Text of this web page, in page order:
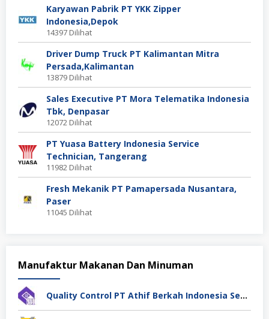
Karyawan Pabrik PT YKK Zipper
Indonesia,Depok
14397 Dilihat
Driver Dump Truck PT Kalimantan Mitra
Persada,Kalimantan
13879 Dilihat
Sales Executive PT Mora Telematika Indonesia
Tbk, Denpasar
12072 Dilihat
PT Yuasa Battery Indonesia Service
Technician, Tangerang
11982 Dilihat
Fresh Mekanik PT Pamapersada Nusantara,
Paser
11045 Dilihat
Manufaktur Makanan Dan Minuman
Quality Control PT Athif Berkah Indonesia Semarang